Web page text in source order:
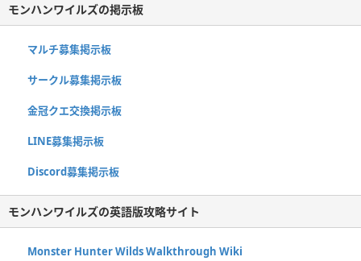
モンハンワイルズの掲示板
マルチ募集掲示板
サークル募集掲示板
金冠クエ交換掲示板
LINE募集掲示板
Discord募集掲示板
モンハンワイルズの英語版攻略サイト
Monster Hunter Wilds Walkthrough Wiki